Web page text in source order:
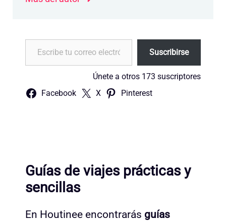
Escribe tu correo electrónico…
Suscribirse
Únete a otros 173 suscriptores
Facebook X Pinterest
Guías de viajes prácticas y
sencillas
En Houtinee encontrarás guías